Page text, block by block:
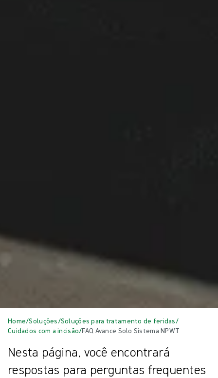
Home/Soluções/Soluções para tratamento de feridas/
Cuidados com a incisão/FAQ Avance Solo Sistema NPWT
Nesta página, você encontrará
respostas para perguntas frequentes